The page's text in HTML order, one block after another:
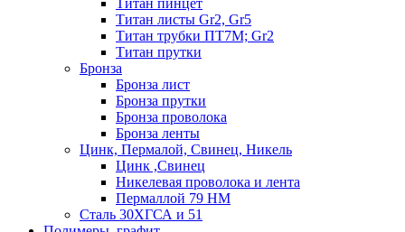
Титан пинцет
Титан листы Gr2, Gr5
Титан трубки ПТ7М; Gr2
Титан прутки
Бронза
Бронза лист
Бронза прутки
Бронза проволока
Бронза ленты
Цинк, Пермалой, Свинец, Никель
Цинк ,Свинец
Никелевая проволока и лента
Пермаллой 79 НМ
Сталь 30ХГСА и 51